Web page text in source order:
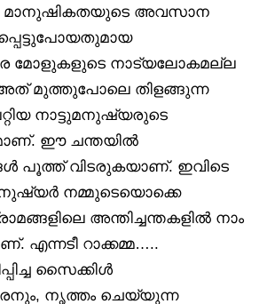
മാനുഷികതയുടെ അവസാന
മോളുകളുടെ നാട്യലോകമല്ല
മുത്തുപോലെ തിളങ്ങുന്ന
നാട്ടുമനുഷ്യരുടെ
ഈ ചന്തയിൽ
പൂത്ത് വിടരുകയാണ്. ഇവിടെ
നമ്മുടെയൊക്കെ
അന്തിച്ചന്തകളിൽ നാം
എന്നടീ റാക്കമ്മ…..
സൈക്കിൾ
നൃത്തം ചെയ്യുന്ന